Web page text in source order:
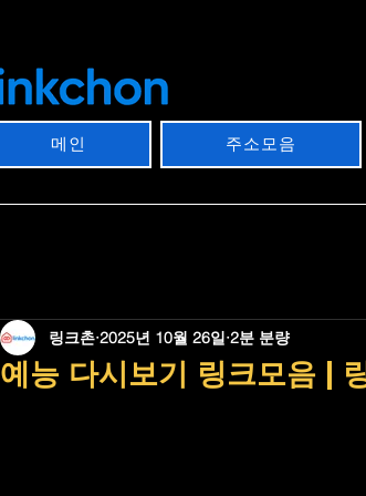
메인 주소모음
예능 다시보기 링크모음 |
링크촌 2025년 10월 26일 2분 분량